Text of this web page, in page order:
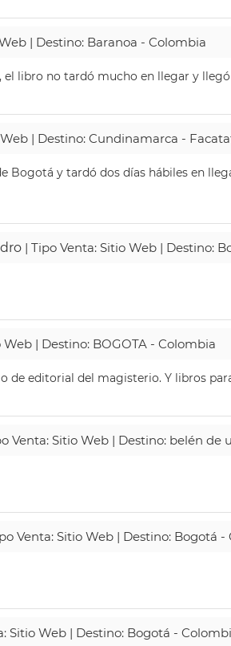
| Destino: Baranoa - Colombia
el libro no tardó mucho en llegar y
| Destino: Cundinamarca -
Bogotá y tardó dos días hábiles en
| Tipo Venta: Sitio Web | Destino:
Web | Destino: BOGOTA - Colombia
de editorial del magisterio. Y libros
Venta: Sitio Web | Destino: belén de
Venta: Sitio Web | Destino: Bogotá -
Sitio Web | Destino: Bogotá -